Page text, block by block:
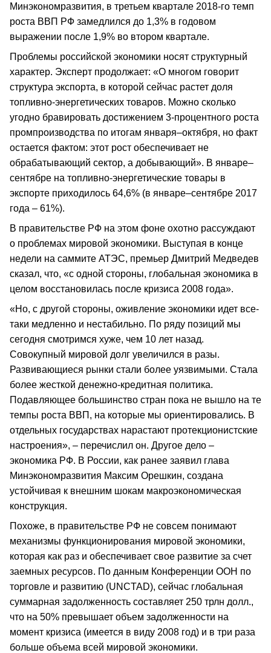
Минэкономразвития, в третьем квартале 2018-го темп
роста ВВП РФ замедлился до 1,3% в годовом
выражении после 1,9% во втором квартале.
Проблемы российской экономики носят структурный
характер. Эксперт продолжает: «О многом говорит
структура экспорта, в которой сейчас растет доля
топливно-энергетических товаров. Можно сколько
угодно бравировать достижением 3-процентного роста
промпроизводства по итогам января–октября, но факт
остается фактом: этот рост обеспечивает не
обрабатывающий сектор, а добывающий». В январе–
сентябре на топливно-энергетические товары в
экспорте приходилось 64,6% (в январе–сентябре 2017
года – 61%).
В правительстве РФ на этом фоне охотно рассуждают
о проблемах мировой экономики. Выступая в конце
недели на саммите АТЭС, премьер Дмитрий Медведев
сказал, что, «с одной стороны, глобальная экономика в
целом восстановилась после кризиса 2008 года».
«Но, с другой стороны, оживление экономики идет все-
таки медленно и нестабильно. По ряду позиций мы
сегодня смотримся хуже, чем 10 лет назад.
Совокупный мировой долг увеличился в разы.
Развивающиеся рынки стали более уязвимыми. Стала
более жесткой денежно-кредитная политика.
Подавляющее большинство стран пока не вышло на те
темпы роста ВВП, на которые мы ориентировались. В
отдельных государствах нарастают протекционистские
настроения», – перечислил он. Другое дело –
экономика РФ. В России, как ранее заявил глава
Минэкономразвития Максим Орешкин, создана
устойчивая к внешним шокам макроэкономическая
конструкция.
Похоже, в правительстве РФ не совсем понимают
механизмы функционирования мировой экономики,
которая как раз и обеспечивает свое развитие за счет
заемных ресурсов. По данным Конференции ООН по
торговле и развитию (UNCTAD), сейчас глобальная
суммарная задолженность составляет 250 трлн долл.,
что на 50% превышает объем задолженности на
момент кризиса (имеется в виду 2008 год) и в три раза
больше объема всей мировой экономики.